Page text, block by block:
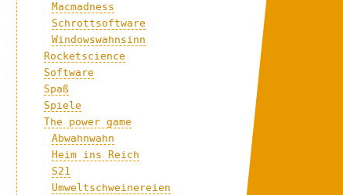
Macmadness
Schrottsoftware
Windowswahnsinn
Rocketscience
Software
Spaß
Spiele
The power game
Abwahnwahn
Heim ins Reich
S21
Umweltschweinereien